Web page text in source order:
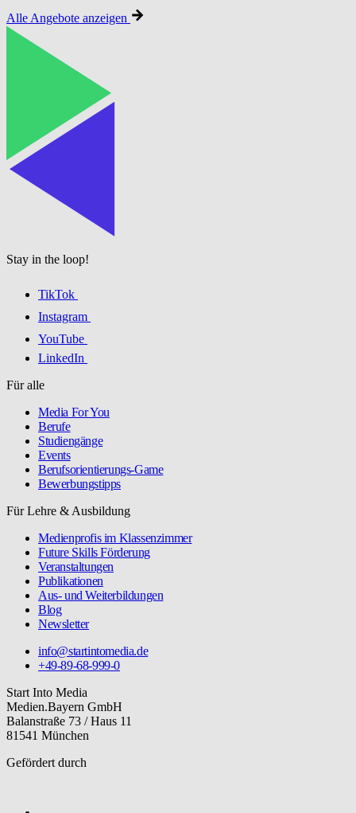
Alle Angebote anzeigen
Stay in the loop!
TikTok
Instagram
YouTube
LinkedIn
Für alle
Media For You
Berufe
Studiengänge
Events
Berufsorientierungs-Game
Bewerbungstipps
Für Lehre & Ausbildung
Medienprofis im Klassenzimmer
Future Skills Förderung
Veranstaltungen
Publikationen
Aus- und Weiterbildungen
Blog
Newsletter
info@startintomedia.de
+49-89-68-999-0
Start Into Media
Medien.Bayern GmbH
Balanstraße 73 / Haus 11
81541 München
Gefördert durch